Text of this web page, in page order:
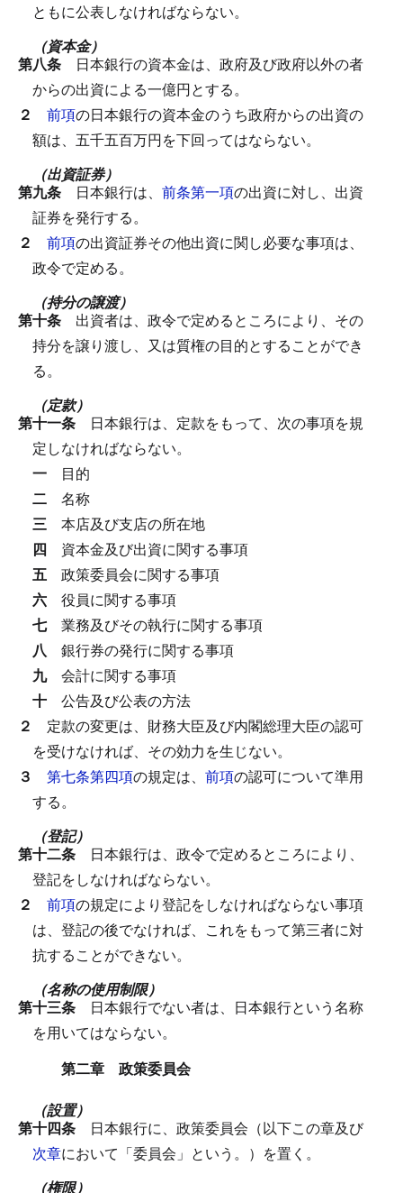
ともに公表しなければならない。
（資本金）
第八条 日本銀行の資本金は、政府及び政府以外の者
からの出資による一億円とする。
２ 前項の日本銀行の資本金のうち政府からの出資の
額は、五千五百万円を下回ってはならない。
（出資証券）
第九条 日本銀行は、 前条第一項の出資に対し、出資
証券を発行する。
２ 前項の出資証券その他出資に関し必要な事項は、
政令で定める。
（持分の譲渡）
第十条 出資者は、政令で定めるところにより、その
持分を譲り渡し、又は質権の目的とすることができ
る。
（定款）
第十一条 日本銀行は、定款をもって、次の事項を規
定しなければならない。
一 目的
二 名称
三 本店及び支店の所在地
四 資本金及び出資に関する事項
五 政策委員会に関する事項
六 役員に関する事項
七 業務及びその執行に関する事項
八 銀行券の発行に関する事項
九 会計に関する事項
十 公告及び公表の方法
２ 定款の変更は、財務大臣及び内閣総理大臣の認可
を受けなければ、その効力を生じない。
３ 第七条第四項の規定は、 前項の認可について準用
する。
（登記）
第十二条 日本銀行は、政令で定めるところにより、
登記をしなければならない。
２ 前項の規定により登記をしなければならない事項
は、登記の後でなければ、これをもって第三者に対
抗することができない。
（名称の使用制限）
第十三条 日本銀行でない者は、日本銀行という名称
を用いてはならない。
第二章 政策委員会
（設置）
第十四条 日本銀行に、政策委員会（以下この章及び
次章において「委員会」という。）を置く。
（権限）